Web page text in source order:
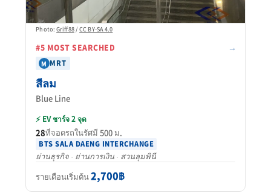
Photo:Griff88/CC BY-SA 4.0
→
#5 MOST SEARCHED
M MRT
สีลม
Blue Line
⚡ EV ชาร์จ 2 จุด
28ที่จอดรถในรัศมี 500 ม.
BTS SALA DAENG INTERCHANGE
ย่านธุรกิจ · ย่านการเงิน · สวนลุมพินี
รายเดือนเริ่มต้น2,700฿